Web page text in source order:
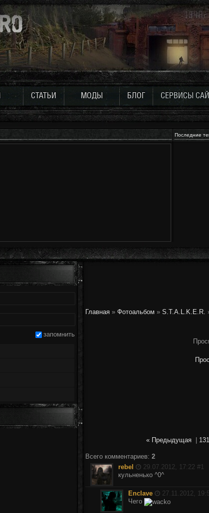
СТАТЬИ МОДЫ БЛОГ СЕРВИСЫ
Последние
Главная » Фотоальбом » S.T.A.L.K.E.R.
« Предыдущая| 131
Всего комментариев: 2
rebel
29.07.2012, 17:22 #1
кульненько ^0^
Enclave 27.11.2012,
Чего
запомнить